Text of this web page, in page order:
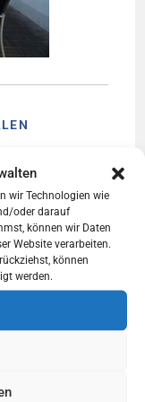
wir Technologien wie
oder darauf
können wir Daten
Website verarbeiten.
können
werden.